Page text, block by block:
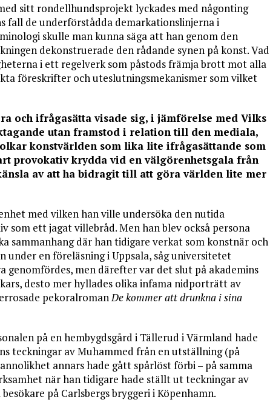
sitt rondellhundsprojekt lyckades med någonting
fall de underförstådda demarkationslinjerna i
skulle man kunna säga att han genom den
dekonstruerade den rådande synen på konst. Vad
i ett regelverk som påstods främja brott mot alla
föreskrifter och uteslutningsmekanismer som vilket
och ifrågasätta visade sig, i jämförelse med Vilks
utan framstod i relation till den mediala,
konstvärlden som lika lite ifrågasättande som
provokativ krydda vid en välgörenhetsgala från
av att ha bidragit till att göra världen lite mer
med vilken han ville undersöka den nutida
som ett jagat villebråd. Men han blev också persona
sammanhang där han tidigare verkat som konstnär och
en föreläsning i Uppsala, såg universitetet
genomfördes, men därefter var det slut på akademins
desto mer hyllades olika infama nidporträtt av
pekoralromanDe kommer att drunkna i sina
på en hembygdsgård i Tällerud i Värmland hade
teckningar av Muhammed från en utställning (på
annars hade gått spårlöst förbi – på samma
när han tidigare hade ställt ut teckningar av
på Carlsbergs bryggeri i Köpenhamn.